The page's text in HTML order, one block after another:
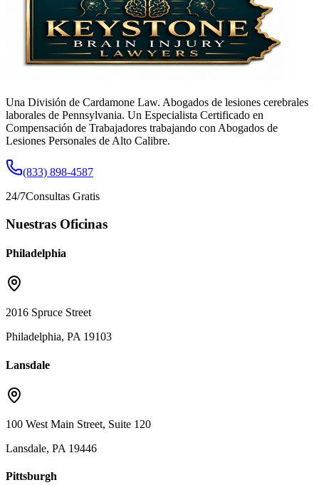
Una División de Cardamone Law. Abogados de lesiones cerebrales
laborales de Pennsylvania. Un Especialista Certificado en
Compensación de Trabajadores trabajando con Abogados de
Lesiones Personales de Alto Calibre.
(833) 898-4587
24/7Consultas Gratis
Nuestras Oficinas
Philadelphia
2016 Spruce Street
Philadelphia, PA 19103
Lansdale
100 West Main Street, Suite 120
Lansdale, PA 19446
Pittsburgh